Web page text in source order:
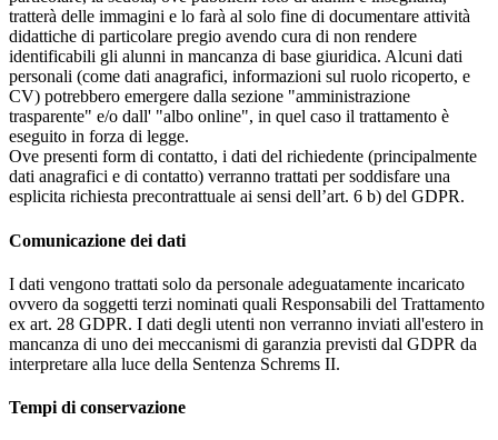
tratterà delle immagini e lo farà al solo fine di documentare attività
didattiche di particolare pregio avendo cura di non rendere
identificabili gli alunni in mancanza di base giuridica. Alcuni dati
personali (come dati anagrafici, informazioni sul ruolo ricoperto, e
CV) potrebbero emergere dalla sezione "amministrazione
trasparente" e/o dall' "albo online", in quel caso il trattamento è
eseguito in forza di legge.
Ove presenti form di contatto, i dati del richiedente (principalmente
dati anagrafici e di contatto) verranno trattati per soddisfare una
esplicita richiesta precontrattuale ai sensi dell’art. 6 b) del GDPR.
Comunicazione dei dati
I dati vengono trattati solo da personale adeguatamente incaricato
ovvero da soggetti terzi nominati quali Responsabili del Trattamento
ex art. 28 GDPR. I dati degli utenti non verranno inviati all'estero in
mancanza di uno dei meccanismi di garanzia previsti dal GDPR da
interpretare alla luce della Sentenza Schrems II.
Tempi di conservazione